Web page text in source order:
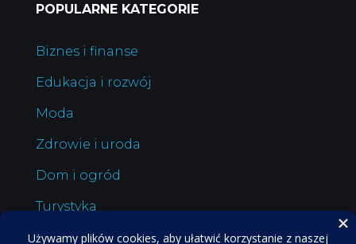
POPULARNE KATEGORIE
Biznes i finanse
Edukacja i rozwój
Moda
Zdrowie i uroda
Dom i ogród
Turystyka